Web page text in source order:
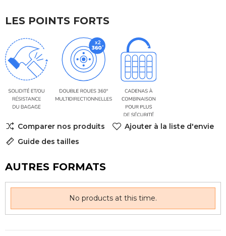
LES POINTS FORTS
Comparer nos produits
Ajouter à la liste d'envie
Guide des tailles
AUTRES FORMATS
No products at this time.